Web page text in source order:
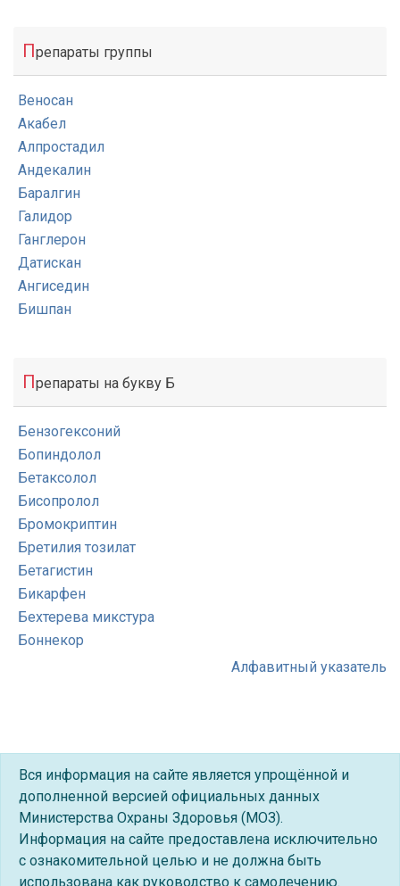
Препараты группы
Веносан
Акабел
Алпростадил
Андекалин
Баралгин
Галидор
Ганглерон
Датискан
Ангиседин
Бишпан
Препараты на букву Б
Бензогексоний
Бопиндолол
Бетаксолол
Бисопролол
Бромокриптин
Бретилия тозилат
Бетагистин
Бикарфен
Бехтерева микстура
Боннекор
Алфавитный указатель
Вся информация на сайте является упрощённой и
дополненной версией официальных данных
Министерства Охраны Здоровья (МОЗ).
Информация на сайте предоставлена исключительно
с ознакомительной целью и не должна быть
использована как руководство к самолечению.